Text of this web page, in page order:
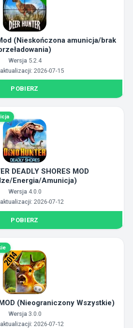
(Nieskończona amunicja/brak
Wersja 5.2.4
2026-07-15
POBIERZ
DEADLY SHORES MOD
Energia/Amunicja)
Wersja4.0.0
2026-07-12
POBIERZ
(Nieograniczony Wszystkie)
Wersja 3.0.0
2026-07-12